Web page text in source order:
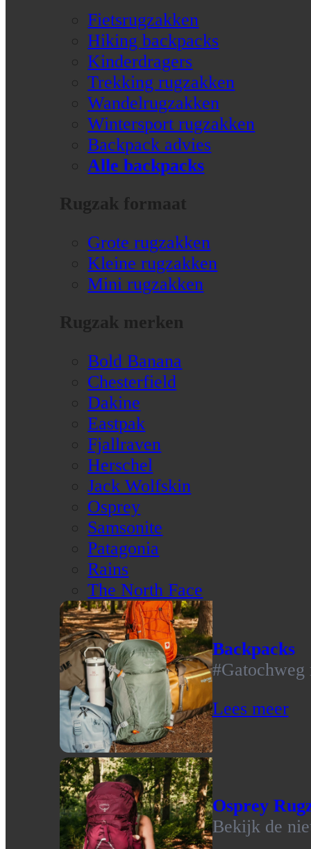
Fietsrugzakken
Hiking backpacks
Kinderdragers
Trekking rugzakken
Wandelrugzakken
Wintersport rugzakken
Backpack advies
Alle backpacks
Rugzak formaat
Grote rugzakken
Kleine rugzakken
Mini rugzakken
Rugzak merken
Bold Banana
Chesterfield
Dakine
Eastpak
Fjallraven
Herschel
Jack Wolfskin
Osprey
Samsonite
Patagonia
Rains
The North Face
Backpacks
#Gatochweg
Lees meer
Osprey
Bekijk de